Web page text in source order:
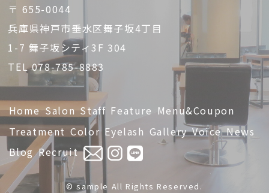
〒 655-0044
兵庫県神戸市垂水区舞子坂4丁目
1-7 舞子坂シティ3F 304
TEL 078-785-8883
Home Salon Staff Feature Menu&Coupon
Treatment Color Eyelash Gallery Voice News
Blog Recruit
© sample All Rights Reserved.